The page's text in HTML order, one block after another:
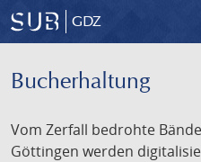
GDZ
Bucherhaltung
Vom Zerfall bedrohte
Göttingen werden